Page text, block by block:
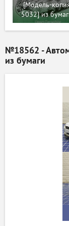
[Модель-
5032] из
№18562 -
из бумаги